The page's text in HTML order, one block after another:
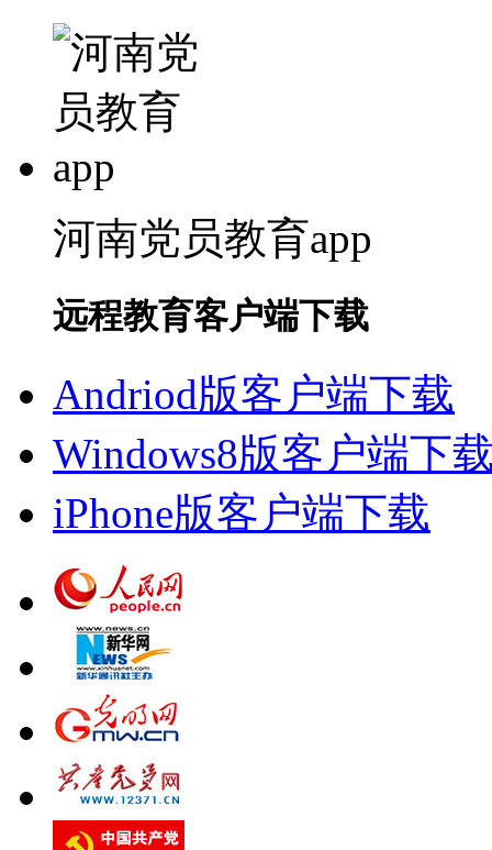
河南党员教育app
远程教育客户端下载
Andriod版客户端下载
Windows8版客户端下
iPhone版客户端下载